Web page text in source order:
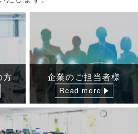
方 企業のご担当者様
Read more